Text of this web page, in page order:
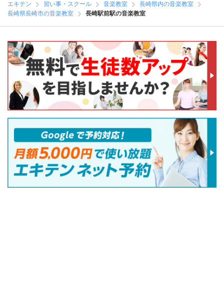
エキテン 習い事・スクール 音楽教室
長崎県内の音楽教室
長崎県長崎市の音楽教室
長崎駅前駅の音楽教室